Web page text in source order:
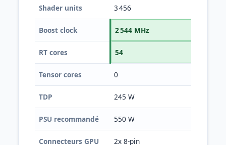
Shader units 3 456
Boost clock 2 544 MHz
RT cores 54
Tensor cores 0
TDP 245 W
PSU recommandé 550 W
Connecteurs GPU 2x 8-pin